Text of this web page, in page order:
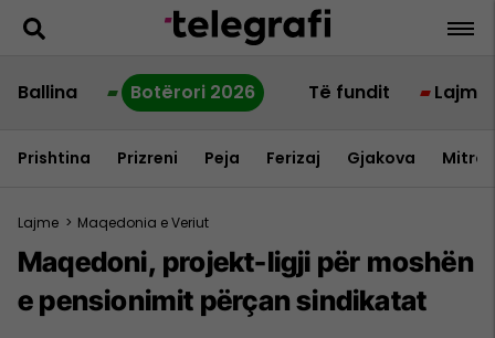
Ballina Botërori 2026 Të fundit Lajme
Prishtina Prizreni Peja Ferizaj Gjakova
Lajme > Maqedonia e Veriut
Maqedoni, projekt-ligji për moshën
e pensionimit përçan sindikatat